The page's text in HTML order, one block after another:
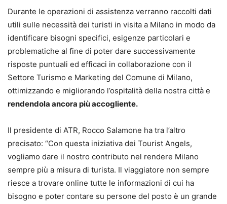
Durante le operazioni di assistenza verranno raccolti dati
utili sulle necessità dei turisti in visita a Milano in modo da
identificare bisogni specifici, esigenze particolari e
problematiche al fine di poter dare successivamente
risposte puntuali ed efficaci in collaborazione con il
Settore Turismo e Marketing del Comune di Milano,
ottimizzando e migliorando l’ospitalità della nostra città e
rendendola ancora più accogliente.
Il presidente di ATR, Rocco Salamone ha tra l’altro
precisato: “Con questa iniziativa dei Tourist Angels,
vogliamo dare il nostro contributo nel rendere Milano
sempre più a misura di turista. Il viaggiatore non sempre
riesce a trovare online tutte le informazioni di cui ha
bisogno e poter contare su persone del posto è un grande